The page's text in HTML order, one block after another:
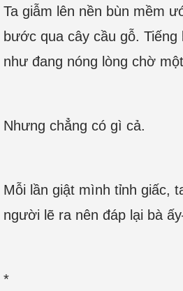
Ta giẫm lên nền bùn mềm
bước qua cây cầu gỗ.
như đang nóng lòng chờ
Nhưng chẳng có gì cả.
Mỗi lần giật mình tỉnh giấc,
người lẽ ra nên đáp lại bà
*